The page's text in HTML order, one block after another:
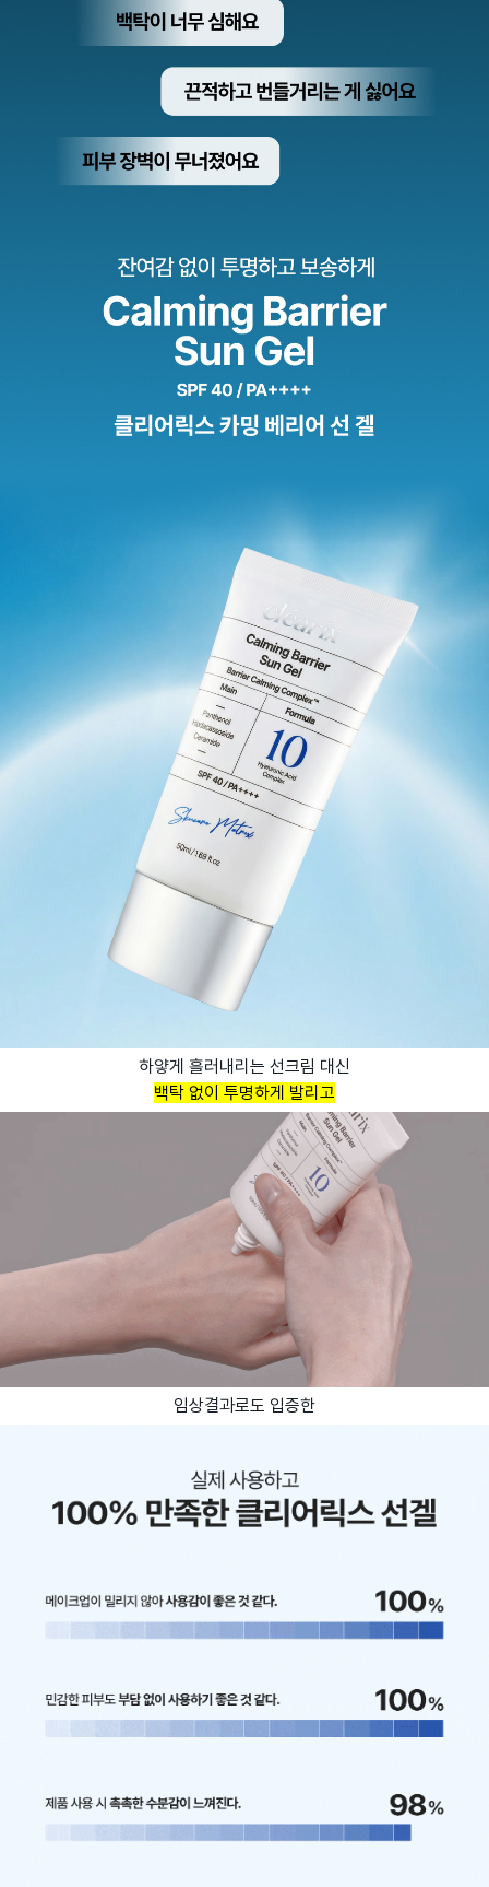
하얗게 흘러내리는 선크림 대신
백탁 없이 투명하게 발리고
임상결과로도 입증한